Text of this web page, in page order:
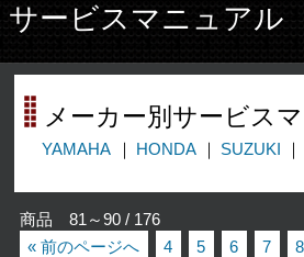
サービスマニュアル
メーカー別サービス
YAMAHA HONDA SUZUKI
商品 81～90 / 176
« 前のページへ
4 5 6 7 8